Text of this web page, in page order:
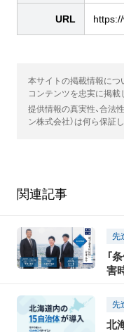
URL
本サイトの掲載情報につ
コンテンツを忠実に掲載
提供情報の真実性、合法
ン株式会社）は何ら保証
関連記事
先
「
害
先
北